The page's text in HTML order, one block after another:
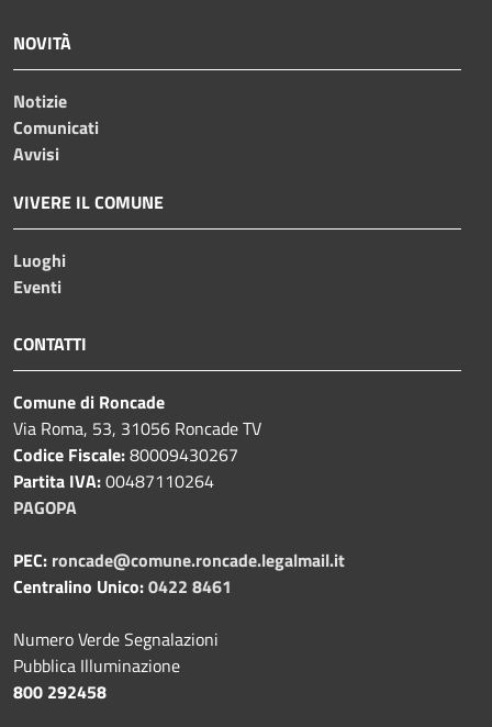
NOVITÀ
Notizie
Comunicati
Avvisi
VIVERE IL COMUNE
Luoghi
Eventi
CONTATTI
Comune di Roncade
Via Roma, 53, 31056 Roncade TV
Codice Fiscale:80009430267
Partita IVA:00487110264
PAGOPA
PEC: roncade@comune.roncade.legalmail.it
Centralino Unico:0422 8461
Numero Verde Segnalazioni
Pubblica Illuminazione
800 292458